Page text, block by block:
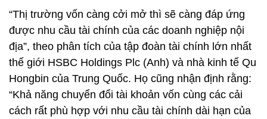
“Thị trường vốn càng cởi mở thì sẽ càng đáp ứng
được nhu cầu tài chính của các doanh nghiệp nội
địa”, theo phân tích của tập đoàn tài chính lớn nhất
thế giới HSBC Holdings Plc (Anh) và nhà kinh tế Qu
Hongbin của Trung Quốc. Họ cũng nhận định rằng:
“Khả năng chuyển đổi tài khoản vốn cùng các cải
cách rất phù hợp với nhu cầu tài chính dài hạn của